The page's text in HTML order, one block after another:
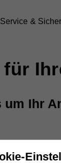
Service &
Ihr